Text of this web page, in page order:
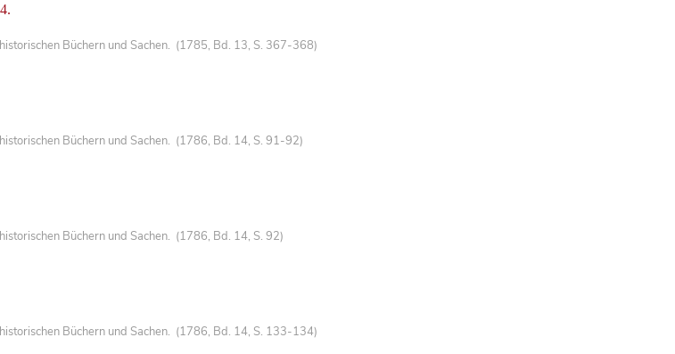
Büchern und Sachen. (1785, Bd. 13, S. 367-368)
Büchern und Sachen. (1786, Bd. 14, S. 91-92)
Büchern und Sachen. (1786, Bd. 14, S. 92)
Büchern und Sachen. (1786, Bd. 14, S. 133-134)